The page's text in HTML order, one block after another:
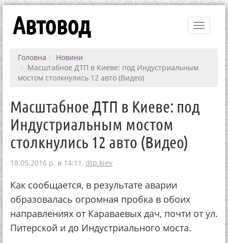
Toggle
Автовод
Головна
Новини
Масштабное ДТП в Киеве: под Индустриальным
мостом столкнулись 12 авто (Видео)
Масштабное ДТП в Киеве: под
Индустриальным мостом
столкнулись 12 авто (Видео)
18.05.2016 р. в 14:11, dtp.kiev
Как сообщается, в результате аварии
образовалась огромная пробка в обоих
направлениях от Караваевых дач, почти от ул.
Питерской и до Индустриального моста.